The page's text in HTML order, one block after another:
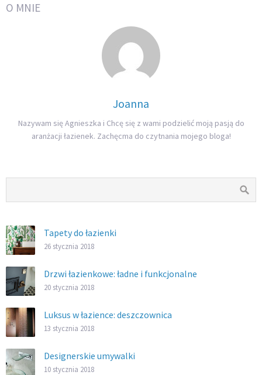
O MNIE
Joanna
Nazywam się Agnieszka i Chcę się z wami podzielić moją pasją do
aranżacji łazienek. Zachęcma do czytnania mojego bloga!
Tapety do łazienki
26 stycznia 2018
Drzwi łazienkowe: ładne i funkcjonalne
20 stycznia 2018
Luksus w łazience: deszczownica
13 stycznia 2018
Designerskie umywalki
10 stycznia 2018